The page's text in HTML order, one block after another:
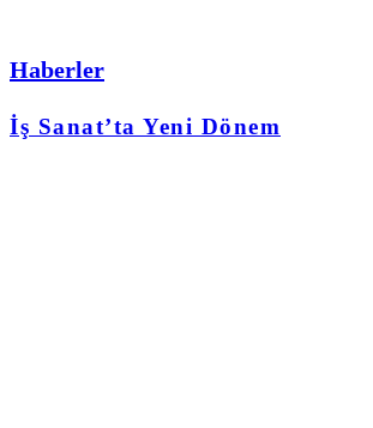
Haberler
İş Sanat’ta Yeni Dönem